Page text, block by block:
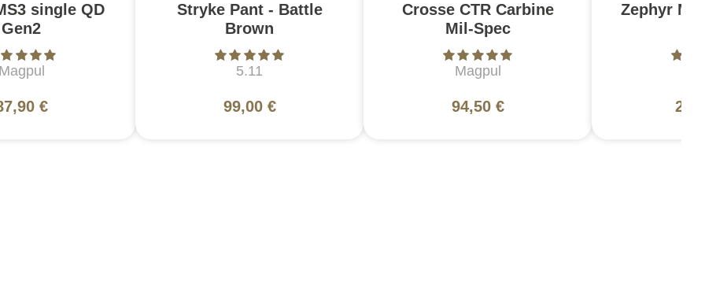
single QD
Gen2
€
Stryke Pant - Battle
Brown
5.11
99,00 €
Crosse CTR Carbine
Mil-Spec
Magpul
94,50 €
Zephyr